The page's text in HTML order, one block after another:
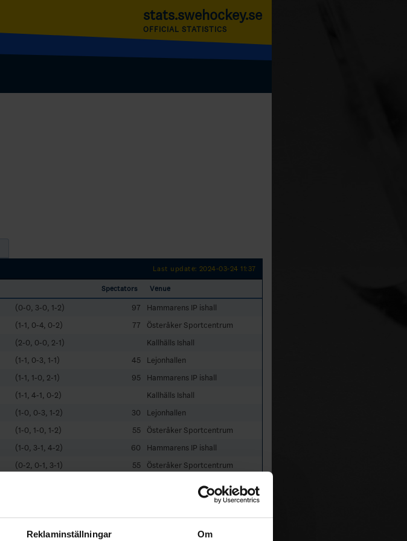
Reklaminställningar Om
stats.swehockey.se
OFFICIAL STATISTICS
Last update: 2024-03-24 11:37
Spectators Venue
(0-0, 3-0, 1-2) 97
Hammarens IP ishall
(1-1, 0-4, 0-2) 77
Österåker Sportcentrum
(2-0, 0-0, 2-1)
Kallhälls Ishall
(1-1, 0-3, 1-1) 45
Lejonhallen
(1-1, 1-0, 2-1) 95
Hammarens IP ishall
(1-1, 4-1, 0-2)
Kallhälls Ishall
(1-0, 0-3, 1-2) 30
Lejonhallen
(1-0, 1-0, 1-2) 55
Österåker Sportcentrum
(1-0, 3-1, 4-2) 60
Hammarens IP ishall
(0-2, 0-1, 3-1) 55
Österåker Sportcentrum
6 Rounds (12 Games)